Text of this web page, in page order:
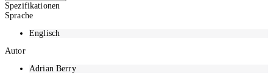
Spezifikationen
Sprache
Englisch
Autor
Adrian Berry